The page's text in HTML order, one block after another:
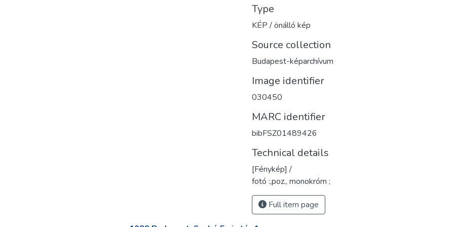
Type
KÉP / önálló kép
Source collection
Budapest-képarchívum
Image identifier
030450
MARC identifier
bibFSZ01489426
Technical details
[Fénykép] /
fotó :,poz., monokróm ;
Full item page